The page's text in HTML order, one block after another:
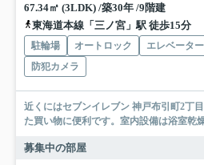
67.34㎡ (3LDK) /築30年 /9階建
東海道本線「三ノ宮」駅 徒歩15分
駐輪場 オートロック エレベーター
防犯カメラ
近くにはセブンイレブン 神戸布引町2丁
た買い物に便利です。室内設備は浴室乾
募集中の部屋